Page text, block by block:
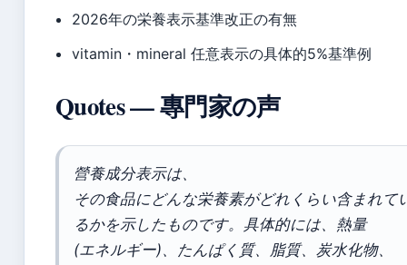
2026年の栄養表示基準改正の有無
vitamin・mineral 任意表示の具体的5%基準例
Quotes — 專門家の声
營養成分表示は、
その食品にどんな栄養素がどれくらい含まれて
るかを示したものです。具体的には、熱量
(エネルギー)、たんぱく質、脂質、炭水化物、